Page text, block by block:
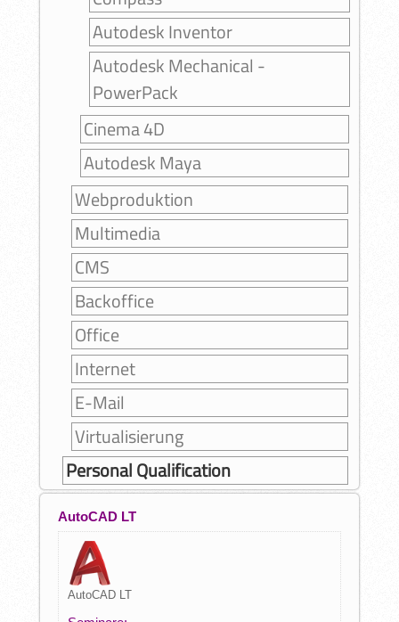
Autodesk Inventor
Autodesk Mechanical -
PowerPack
Cinema 4D
Autodesk Maya
Webproduktion
Multimedia
CMS
Backoffice
Office
Internet
E-Mail
Virtualisierung
Personal Qualification
AutoCAD LT
AutoCAD LT